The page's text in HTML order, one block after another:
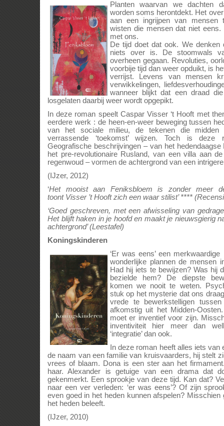
Planten waarvan we dachten
worden soms herontdekt. Het
aan een ingrijpen van mensen
wisten die mensen dat niet
met ons.
De tijd doet dat ook. We denken
niets over is. De stoomwals
overheen gegaan. Revoluties,
voorbije tijd dan weer opduikt, is
verrijst. Levens van mensen
verwikkelingen,
wanneer blijkt dat een draad
losgelaten daarbij weer wordt opgepikt.
In deze roman speelt Caspar Visser ‘t Hooft met
eerdere werk : de heen-en-weer beweging tussen
van het sociale milieu, de tekenen die
verrassende ‘toekomst’ wijzen. Toch is
Geografische beschrijvingen – van het
het pre-revolutionaire Rusland, van een villa aan
regenwoud – vormen de achtergrond van een
(IJzer, 2012)
‘Het mooist aan Feniksbloem is zonder meer
toont Visser ’t Hooft zich een waar stilist’ ****
‘Goed geschreven, met een afwisseling van
Het blijft haken in je hoofd en maakt je nieuwsgierig
achtergrond’ (Leestafel)
Koningskinderen
‘Er was eens’ een
wonderlijke plannen de mensen
Had hij iets te bewijzen? Was hij
bezielde hem? De diepste
komen we nooit te weten.
stuk op het mysterie dat ons
vrede te bewerkstelligen
afkomstig uit het Midden-
moet er inventief voor zijn.
inventiviteit hier meer dan
‘integratie’ dan ook.
In deze roman heeft alles iets
de naam van een familie van kruisvaarders, hij stelt
vrees of blaam. Dona is een ster aan het
haar. Alexander is getuige van een drama dat
gekenmerkt. Een sprookje van deze tijd. Kan dat?
naar een ver verleden: ‘er was eens’? Of zijn
even goed in het heden kunnen afspelen?
het heden beleeft.
(IJzer, 2010)